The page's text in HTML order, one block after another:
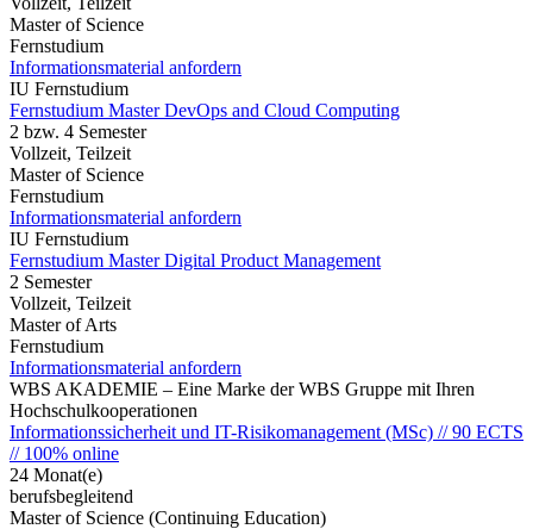
Master of Science
Fernstudium
Informationsmaterial anfordern
IU Fernstudium
Fernstudium Master DevOps and Cloud Computing
2 bzw. 4 Semester
Vollzeit, Teilzeit
Master of Science
Fernstudium
Informationsmaterial anfordern
IU Fernstudium
Fernstudium Master Digital Product Management
2 Semester
Vollzeit, Teilzeit
Master of Arts
Fernstudium
Informationsmaterial anfordern
WBS AKADEMIE – Eine Marke der WBS Gruppe mit Ihren
Hochschulkooperationen
Informationssicherheit und IT-Risikomanagement (MSc) // 90 ECTS
// 100% online
24 Monat(e)
berufsbegleitend
Master of Science (Continuing Education)